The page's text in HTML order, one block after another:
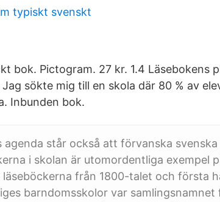
typiskt svenskt
bok. Pictogram. 27 kr. 1.4 Läsebokens
sökte mig till en skola där 80 % av
Inbunden bok.
agenda står också att förvanska
i skolan är utomordentliga exempel
från 1800-talet och första
barndomsskolor var samlingsnamnet